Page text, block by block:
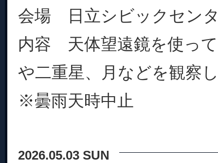
会場 日立シビックセン
内容 天体望遠鏡を使っ
や二重星、月などを観察
※曇雨天時中止
2026.05.03 SUN